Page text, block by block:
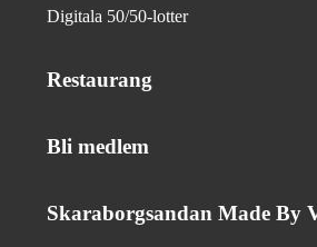
Digitala 50/50-lotter
Restaurang
Bli medlem
Skaraborgsandan Made By